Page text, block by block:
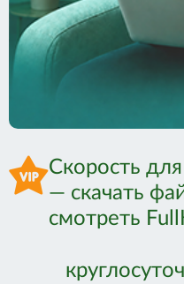
Помощь
мы в
+7
+7
Скорость
— скачать
смотреть